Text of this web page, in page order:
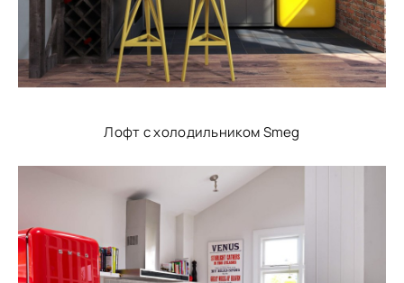
Лофт с холодильником Smeg